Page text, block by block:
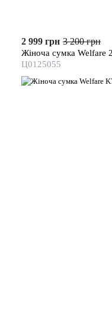
2 999 грн 3 200 грн
Жіноча сумка Welfare
Ц0125055